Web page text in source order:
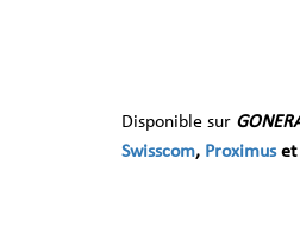
Disponible sur
Swisscom, Proximuset